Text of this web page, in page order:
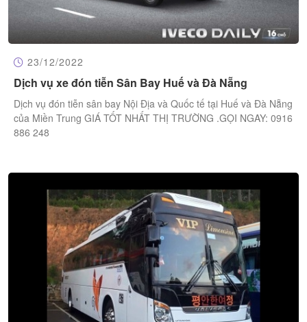
23/12/2022
Dịch vụ xe đón tiễn Sân Bay Huế và Đà Nẵng
Dịch vụ đón tiễn sân bay Nội Địa và Quốc tế tại Huế và Đà Nẵng
của Miền Trung GIÁ TỐT NHẤT THỊ TRƯỜNG .GỌI NGAY: 0916
886 248